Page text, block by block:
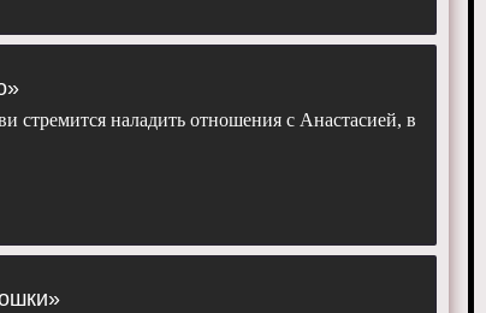
стремится наладить отношения с Анастасией, в